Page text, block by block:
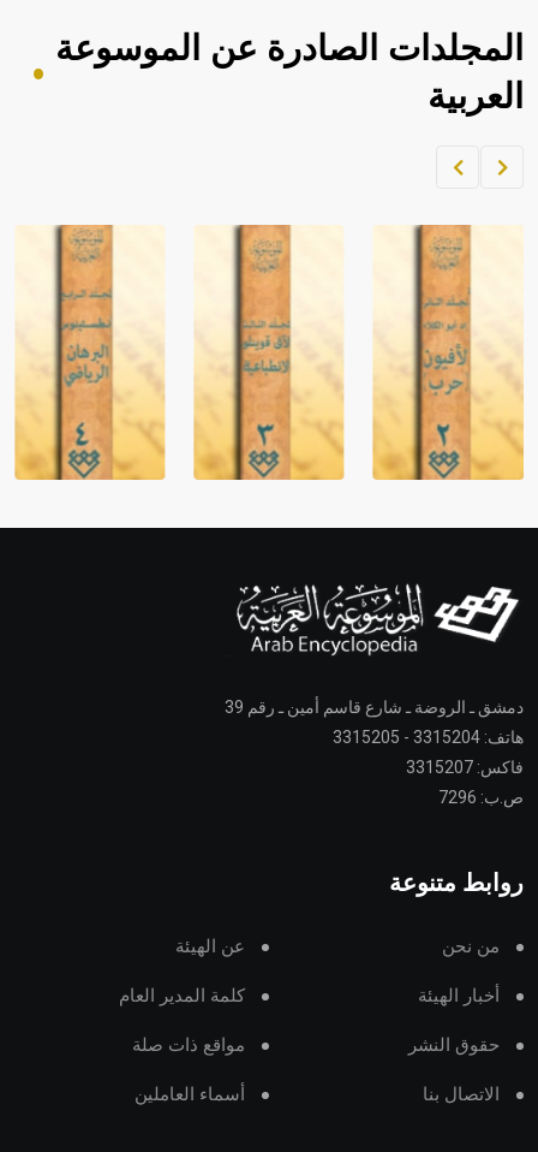
المجلدات الصادرة عن الموسوعة
العربية
دمشق ـ الروضة ـ شارع قاسم أمين ـ رقم 39
هاتف: 3315204 - 3315205
فاكس: 3315207
ص.ب: 7296
روابط متنوعة
من نحن عن الهيئة
أخبار الهيئة كلمة المدير العام
حقوق النشر مواقع ذات صلة
الاتصال بنا أسماء العاملين